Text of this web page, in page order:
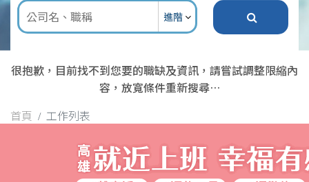
進階
很抱歉，目前找不到您要的職缺及資訊，請嘗試調整限縮內
容，放寬條件重新搜尋
首頁
工作列表